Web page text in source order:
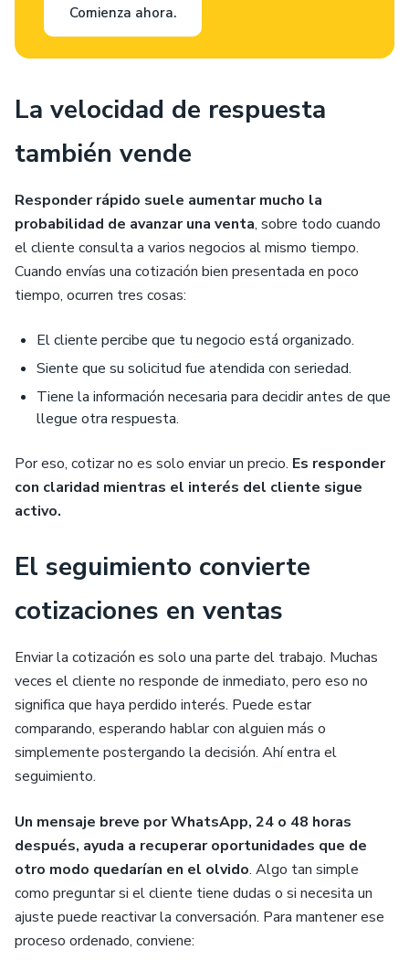
Comienza ahora.
La velocidad de respuesta
también vende
Responder rápido suele aumentar mucho la
probabilidad de avanzar una venta, sobre todo cuando
el cliente consulta a varios negocios al mismo tiempo.
Cuando envías una cotización bien presentada en poco
tiempo, ocurren tres cosas:
El cliente percibe que tu negocio está organizado.
Siente que su solicitud fue atendida con seriedad.
Tiene la información necesaria para decidir antes de que
llegue otra respuesta.
Por eso, cotizar no es solo enviar un precio. Es responder
con claridad mientras el interés del cliente sigue
activo.
El seguimiento convierte
cotizaciones en ventas
Enviar la cotización es solo una parte del trabajo. Muchas
veces el cliente no responde de inmediato, pero eso no
significa que haya perdido interés. Puede estar
comparando, esperando hablar con alguien más o
simplemente postergando la decisión. Ahí entra el
seguimiento.
Un mensaje breve por WhatsApp, 24 o 48 horas
después, ayuda a recuperar oportunidades que de
otro modo quedarían en el olvido. Algo tan simple
como preguntar si el cliente tiene dudas o si necesita un
ajuste puede reactivar la conversación. Para mantener ese
proceso ordenado, conviene: